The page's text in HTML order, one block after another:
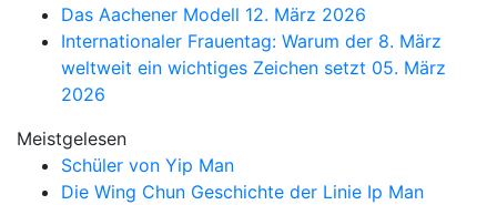
Das Aachener Modell 12. März 2026
Internationaler Frauentag: Warum der 8. März
weltweit ein wichtiges Zeichen setzt 05. März
2026
Meistgelesen
Schüler von Yip Man
Die Wing Chun Geschichte der Linie Ip Man